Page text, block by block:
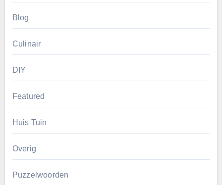
Blog
Culinair
DIY
Featured
Huis Tuin
Overig
Puzzelwoorden